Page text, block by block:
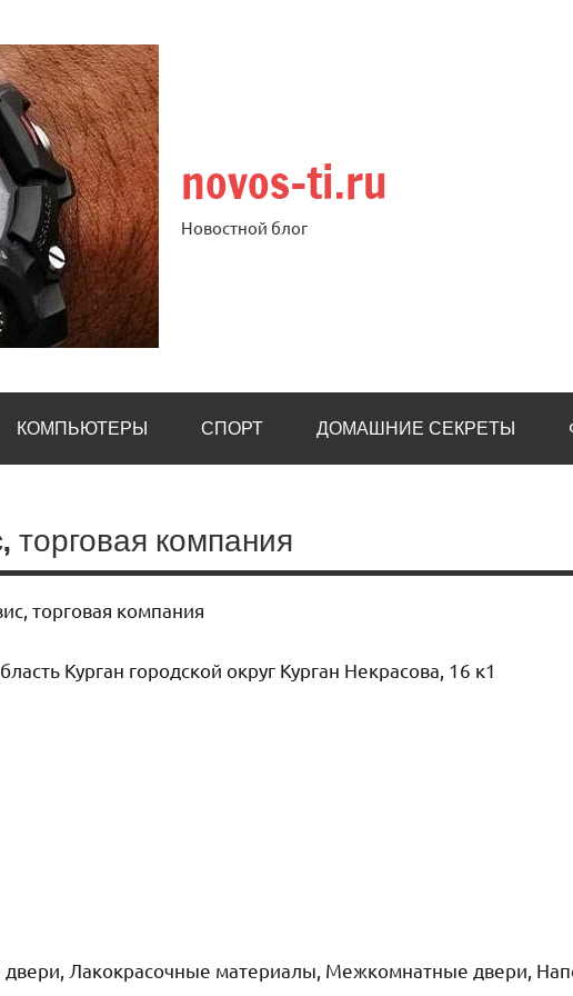
novos-ti.ru
Новостной блог
КОМПЬЮТЕРЫ СПОРТ ДОМАШНИЕ СЕКРЕТЫ
торговая компания
торговая компания
Курган городской округ Курган Некрасова, 16 к1
Лакокрасочные материалы, Межкомнатные двери,